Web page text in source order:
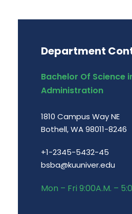
Department
Bachelor Of Science
Administration
1810 Campus Way NE
Bothell, WA 98011-8246
+1-2345-5432-45
bsba@kuuniver.edu
Mon – Fri 9:00A.M. –